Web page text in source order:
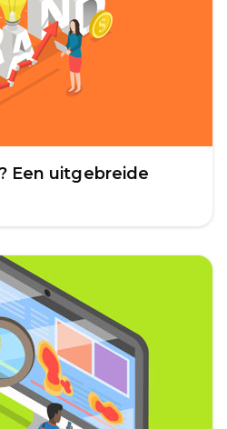
Een uitgebreide